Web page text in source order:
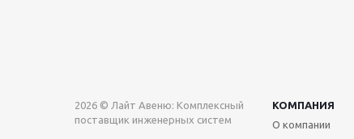
2026 © Лайт Авеню: Комплексный
поставщик инженерных систем
КОМПАНИЯ
О компании